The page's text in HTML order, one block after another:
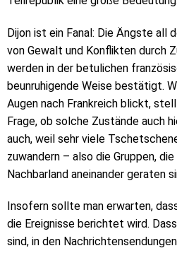
Dijon ist ein Fanal: Die Ängste all
von Gewalt und Konflikten durch
werden in der betulichen
beunruhigende Weise bestätigt.
Augen nach Frankreich blickt,
Frage, ob solche Zustände auch
auch, weil sehr viele
zuwandern – also die Gruppen,
Nachbarland aneinander geraten
Insofern sollte man erwarten,
die Ereignisse berichtet wird.
sind, in den